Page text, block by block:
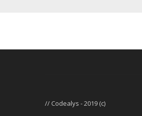
// Codealys - 2019 (c)